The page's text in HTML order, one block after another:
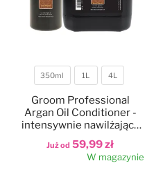
Pojemność
350ml 1L 4L
Już od 59,99 zł
Groom Professional
Argan Oil Conditioner -
intensywnie nawilżająca
odżywka do sierści z
olejkiem arganowym,
koncentrat 1:10
W magazynie